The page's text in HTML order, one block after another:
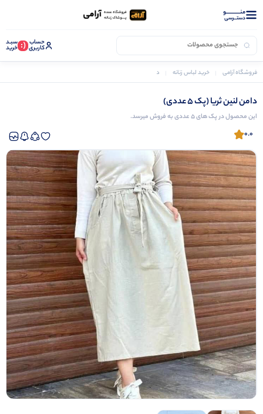
منــــــــــــو
دستــرسی
حساب
کاربری (: سبـد
خرید
فروشگاه آرامی خرید لباس زنانه دامن زنانه
دامن لنین ثریا (پک 5 عددی)
این محصول در پک های 5 عددی به فروش میرسد.
0.0